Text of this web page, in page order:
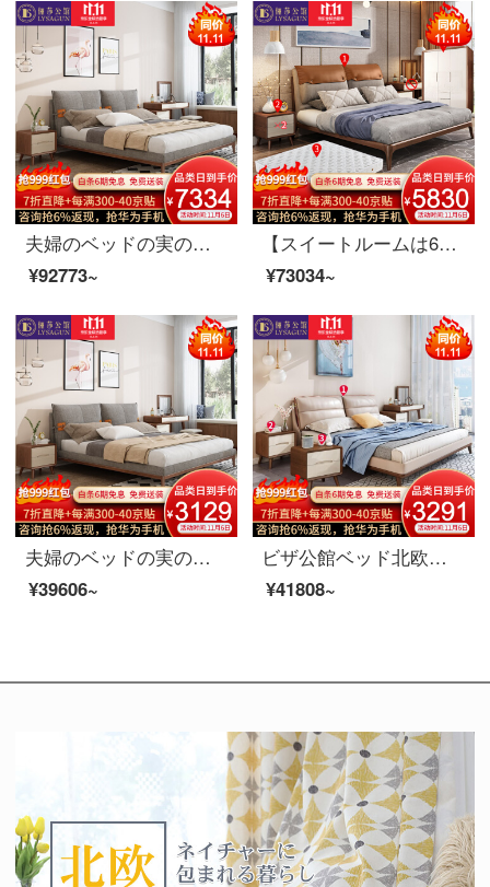
夫婦のベッドの実の木のベッド北欧の布芸ベッドの寝室は簡単にダブルベッドの結婚する逸品の家具の寝室の3つのセット+007クローゼット+化粧台の1.8メートル*2.0メートルを約束します。
¥92773~
【スイートルームは6割引が受けられます】夫婦莎公館北欧寝室客間レストラン全屋家具セットB【100-250平方メートル】適用コース一（主臥5点セット）白蝋木
¥73034~
夫婦のベッドの実の木のベッド北欧の布芸のベッドの寝室は簡単にダブルベッドの結婚する逸品の家具の本当の木のベッド+ベッドの頭の箱*2 1.8メートル*2.0メートルを予約します。
¥39606~
ビザ公館ベッド北欧実木ベッド真皮ダブルベッド1.8メートルベッドルーム婚床家具実木ベッド+ベッドヘッドセット*2 1.8 Mベッド
¥41808~